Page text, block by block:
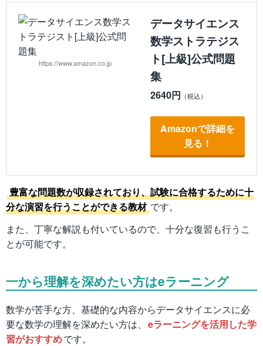
https://www.amazon.co.jp
データサイエンス
数学ストラテジス
ト[上級]公式問題
集
2640円
Amazonで詳細を
見る！
豊富な問題数が収録されており、試験に合格するために十
分な演習を行うことができる教材 です。
また、丁寧な解説も付いているので、十分な復習も行うこ
とが可能です。
一から理解を深めたい方はeラーニング
数学が苦手な方、基礎的な内容からデータサイエンスに必
要な数学の理解を深めたい方は、 eラーニングを活用した学
習がおすすめです。